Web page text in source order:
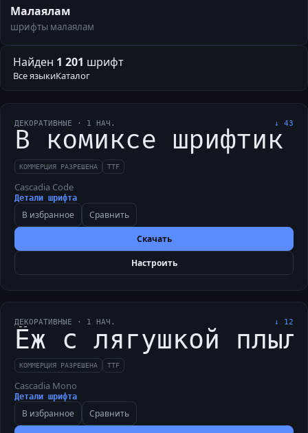
Малаялам
шрифты малаялам
Найден 1 201 шрифт
Все языкиКаталог
ДЕКОРАТИВНЫЕ · 1 НАЧ. ↓ 43
В комиксе
КОММЕРЦИЯ РАЗРЕШЕНА TTF
Cascadia Code
Детали шрифта
В избранное Сравнить
Скачать
Настроить
ДЕКОРАТИВНЫЕ · 1 НАЧ. ↓ 12
Ёж с лягушкой
КОММЕРЦИЯ РАЗРЕШЕНА TTF
Cascadia Mono
Детали шрифта
В избранное Сравнить